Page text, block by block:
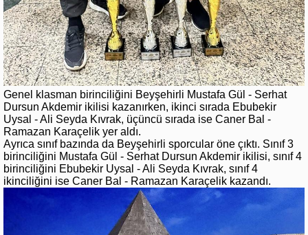
Genel klasman birinciliğini Beyşehirli Mustafa Gül - Serhat
Dursun Akdemir ikilisi kazanırken, ikinci sırada Ebubekir
Uysal - Ali Seyda Kıvrak, üçüncü sırada ise Caner Bal -
Ramazan Karaçelik yer aldı.
Ayrıca sınıf bazında da Beyşehirli sporcular öne çıktı. Sınıf 3
birinciliğini Mustafa Gül - Serhat Dursun Akdemir ikilisi, sınıf 4
birinciliğini Ebubekir Uysal - Ali Seyda Kıvrak, sınıf 4
ikinciliğini ise Caner Bal - Ramazan Karaçelik kazandı.